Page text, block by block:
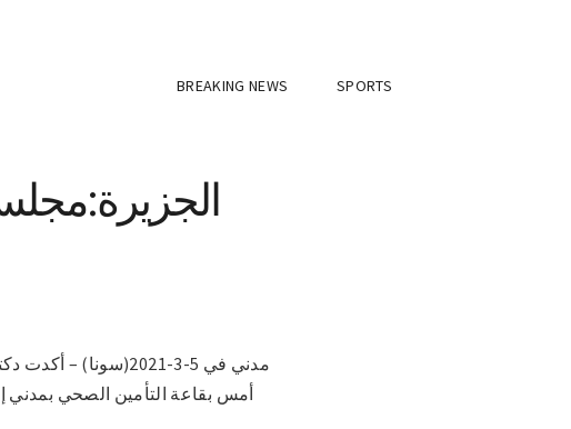
BREAKING NEWS SPORTS
مدني في 5-3-
أمس بقاعة التأمين الصحي